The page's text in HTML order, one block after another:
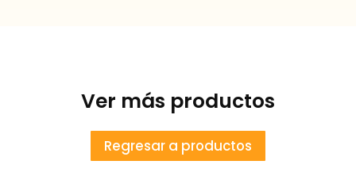
Ver más productos
Regresar a productos